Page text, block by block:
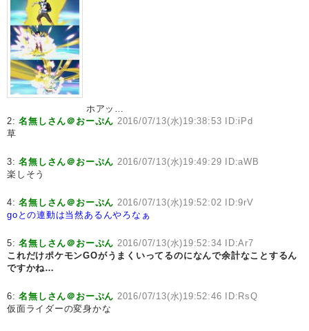
ホアッ…
2:名無しさん＠おーぷん 2016/07/13(水)19:38:53 ID:iPd
草
3:名無しさん＠おーぷん 2016/07/13(水)19:49:29 ID:aWB
楽しそう
4:名無しさん＠おーぷん 2016/07/13(水)19:52:02 ID:9rV
goとの連動は当然あるんやろなぁ
5:名無しさん＠おーぷん 2016/07/13(水)19:52:34 ID:Ar7
これだけポケモンGOがうまくいってるのになんで余計なことするん
ですかね…
6:名無しさん＠おーぷん 2016/07/13(水)19:52:46 ID:RsQ
仮面ライダーの変身かな